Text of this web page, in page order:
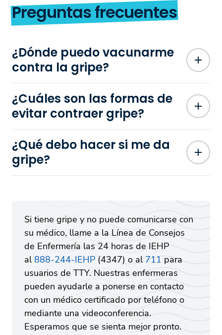
Preguntas frecuentes
¿Dónde puedo vacunarme
contra la gripe?
¿Cuáles son las formas de
evitar contraer gripe?
¿Qué debo hacer si me da
gripe?
Si tiene gripe y no puede comunicarse con
su médico, llame a la Línea de Consejos
de Enfermería las 24 horas de IEHP
al 888-244-IEHP (4347) o al 711 para
usuarios de TTY. Nuestras enfermeras
pueden ayudarle a ponerse en contacto
con un médico certificado por teléfono o
mediante una videoconferencia.
Esperamos que se sienta mejor pronto.